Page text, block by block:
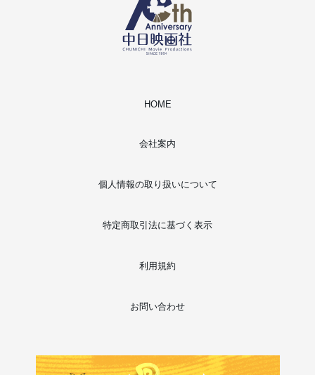
HOME
会社案内
個人情報の取り扱いについて
特定商取引法に基づく表示
利用規約
お問い合わせ